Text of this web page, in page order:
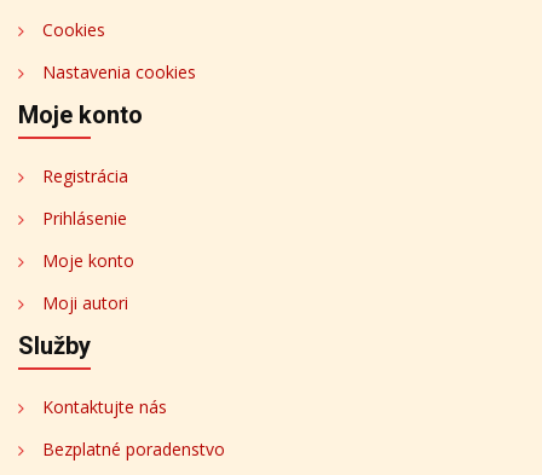
Cookies
Nastavenia cookies
Moje konto
Registrácia
Prihlásenie
Moje konto
Moji autori
Služby
Kontaktujte nás
Bezplatné poradenstvo